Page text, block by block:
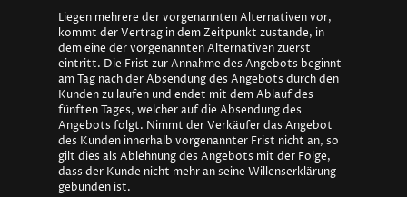
Liegen mehrere der vorgenannten Alternativen vor,
kommt der Vertrag in dem Zeitpunkt zustande, in
dem eine der vorgenannten Alternativen zuerst
eintritt. Die Frist zur Annahme des Angebots beginnt
am Tag nach der Absendung des Angebots durch den
Kunden zu laufen und endet mit dem Ablauf des
fünften Tages, welcher auf die Absendung des
Angebots folgt. Nimmt der Verkäufer das Angebot
des Kunden innerhalb vorgenannter Frist nicht an, so
gilt dies als Ablehnung des Angebots mit der Folge,
dass der Kunde nicht mehr an seine Willenserklärung
gebunden ist.